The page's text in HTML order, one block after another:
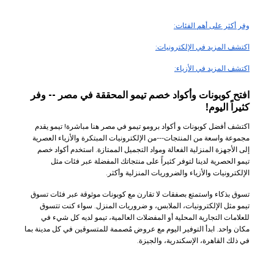
وفر أكثر على أهم الفئات:
اكتشف المزيد في الإلكترونيات:
اكتشف المزيد في الأزياء:
افتح كوبونات وأكواد خصم تيمو المحققة في مصر -- وفر
كثيراً اليوم!
اكتشف أفضل كوبونات و أكواد برومو تيمو في مصر هنا مباشرة! تيمو يقدم
مجموعة واسعة من المنتجات---من الإلكترونيات المبتكرة والأزياء العصرية
إلى الأجهزة المنزلية الفعالة ومواد التجميل الممتازة. استخدم أكواد خصم
تيمو الحصرية لدينا لتوفر كثيراً على منتجاتك المفضلة عبر فئات مثل
الإلكترونيات والأزياء والضروريات المنزلية وأكثر.
تسوق بذكاء واستمتع بصفقات لا تقارن مع كوبونات موثوقة عبر فئات تسوق
تيمو مثل الإلكترونيات، الملابس، و ضروريات المنزل. سواء كنت تتسوق
للعلامات التجارية المحلية أو المفضلات العالمية، تيمو لديه كل شيء في
مكان واحد. ابدأ التوفير اليوم مع عروض مُصممة للمتسوقين في كل مدينة بما
في ذلك القاهرة، الإسكندرية، والجيزة.